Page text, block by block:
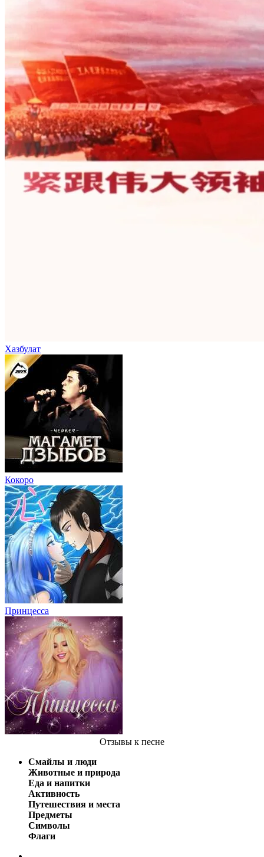
Хазбулат
Кокоро
Принцесса
Отзывы к песне
Смайлы и люди
Животные и природа
Еда и напитки
Активность
Путешествия и места
Предметы
Символы
Флаги